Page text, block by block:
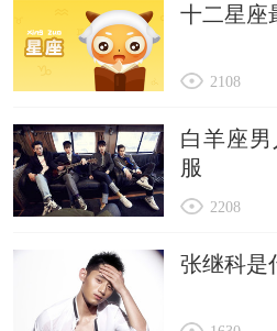
十二星座
2108
白羊座
服
2208
张继科是